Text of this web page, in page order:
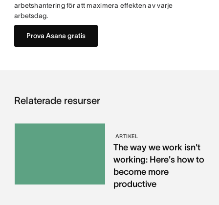
arbetshantering för att maximera effekten av varje
arbetsdag.
Prova Asana gratis
Relaterade resurser
ARTIKEL
The way we work isn't
working: Here's how to
become more
productive